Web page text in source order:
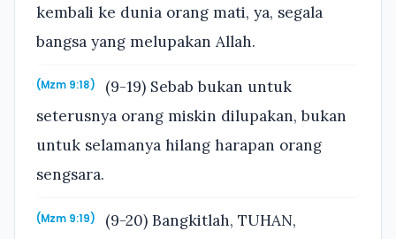
kembali ke dunia orang mati, ya, segala
bangsa yang melupakan Allah.
(Mzm 9:18)
(9-19) Sebab bukan untuk
seterusnya orang miskin dilupakan, bukan
untuk selamanya hilang harapan orang
sengsara.
(Mzm 9:19)
(9-20) Bangkitlah, TUHAN,